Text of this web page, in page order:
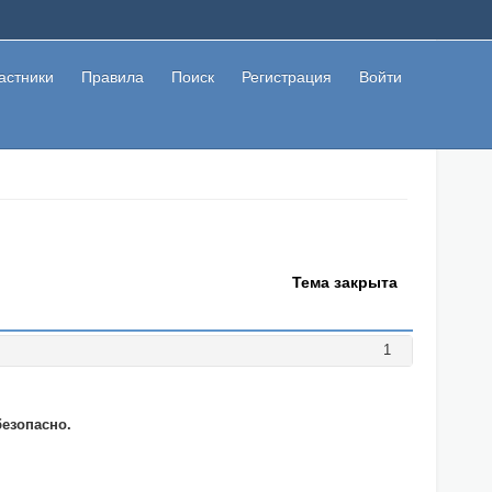
Правила Поиск Регистрация Войти
Тема закрыта
1